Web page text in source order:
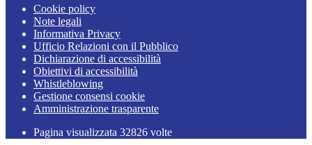
Cookie policy
Note legali
Informativa Privacy
Ufficio Relazioni con il Pubblico
Dichiarazione di accessibilità
Obiettivi di accessibilità
Whistleblowing
Gestione consensi cookie
Amministrazione trasparente
Pagina visualizzata 32826 volte